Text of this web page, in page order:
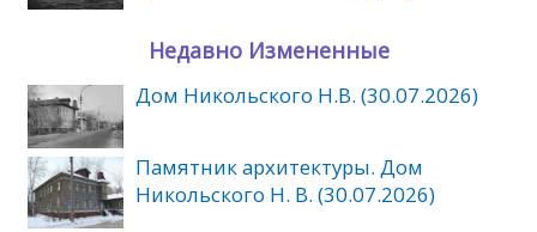
Недавно Измененные
Дом Никольского Н.В. (30.07.2026)
Памятник архитектуры. Дом
Никольского Н. В. (30.07.2026)